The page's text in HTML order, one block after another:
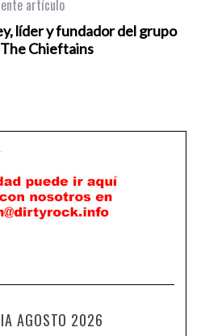
artículo
líder y fundador del grupo
Chieftains
AGOSTO 2026